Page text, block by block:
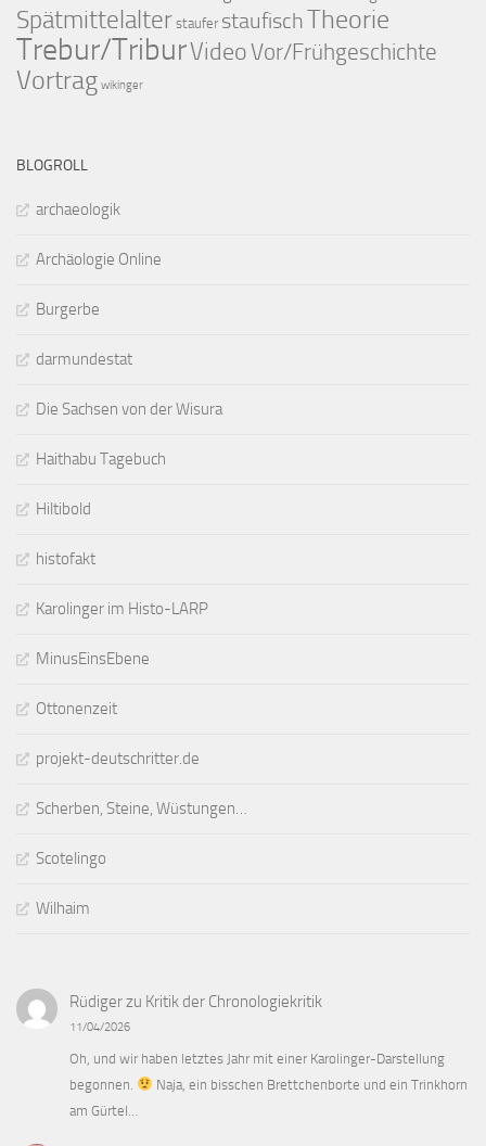
Spätmittelalter staufer staufischTheorie
Trebur/TriburVideoVor/Frühgeschichte
Vortrag wikinger
BLOGROLL
archaeologik
Archäologie Online
Burgerbe
darmundestat
Die Sachsen von der Wisura
Haithabu Tagebuch
Hiltibold
histofakt
Karolinger im Histo-LARP
MinusEinsEbene
Ottonenzeit
projekt-deutschritter.de
Scherben, Steine, Wüstungen…
Scotelingo
Wilhaim
Rüdigerzu Kritik der Chronologiekritik
11/04/2026
Oh, und wir haben letztes Jahr mit einer Karolinger-Darstellung
begonnen.
Naja, ein bisschen Brettchenborte und ein Trinkhorn
am Gürtel…